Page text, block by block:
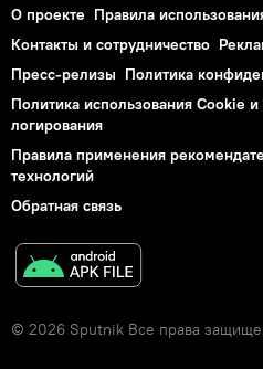
О проекте Правила
Контакты и сотрудничество
Пресс-релизы Политика
Политика использования Cookie и
логирования
Правила применения
технологий
Обратная связь
© 2026 Sputnik Все права